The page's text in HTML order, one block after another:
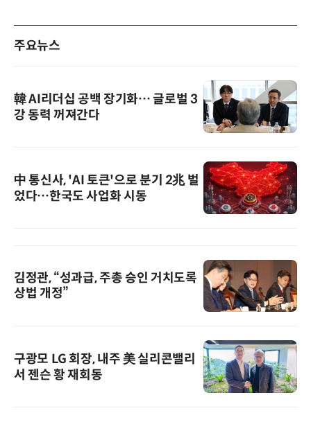
주요뉴스
韓 AI리더십 공백 장기화… 글로벌 3
강 동력 꺼져간다
中 통신사, 'AI 토큰'으로 분기 2兆 벌
었다…한국도 사업화 시동
김정관, “성과급, 주총 승인 거치도록
상법 개정”
구광모 LG 회장, 내주 美 실리콘밸리
서 젠슨 황 재회동